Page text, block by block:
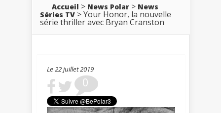
Accueil > News Polar > News
Séries TV > Your Honor, la nouvelle
série thriller avec Bryan Cranston
Le 22 juillet 2019
0